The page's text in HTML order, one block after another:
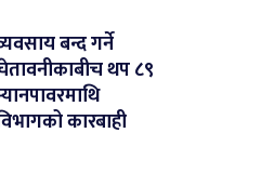
बन्द गर्ने
थप ८९
कारबाही